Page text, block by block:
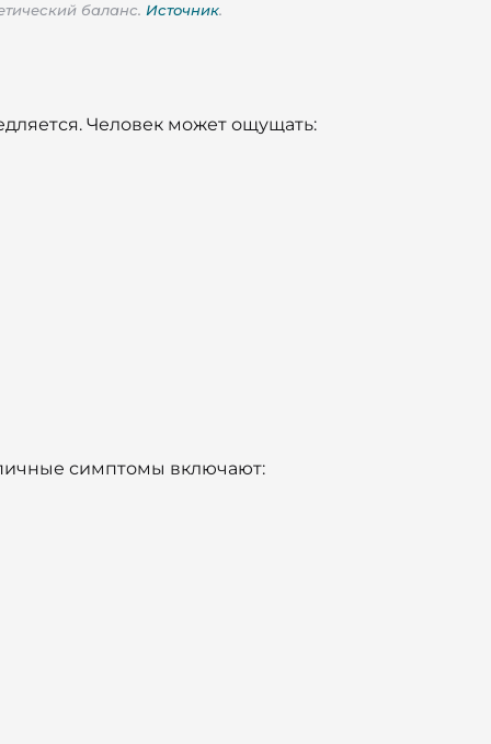
баланс. Источник.
Человек может ощущать:
симптомы включают: